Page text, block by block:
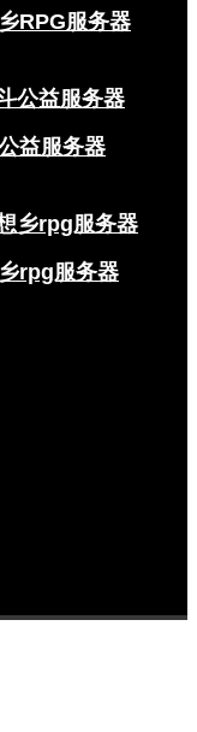
RPG服务器
益服务器
rpg服务器